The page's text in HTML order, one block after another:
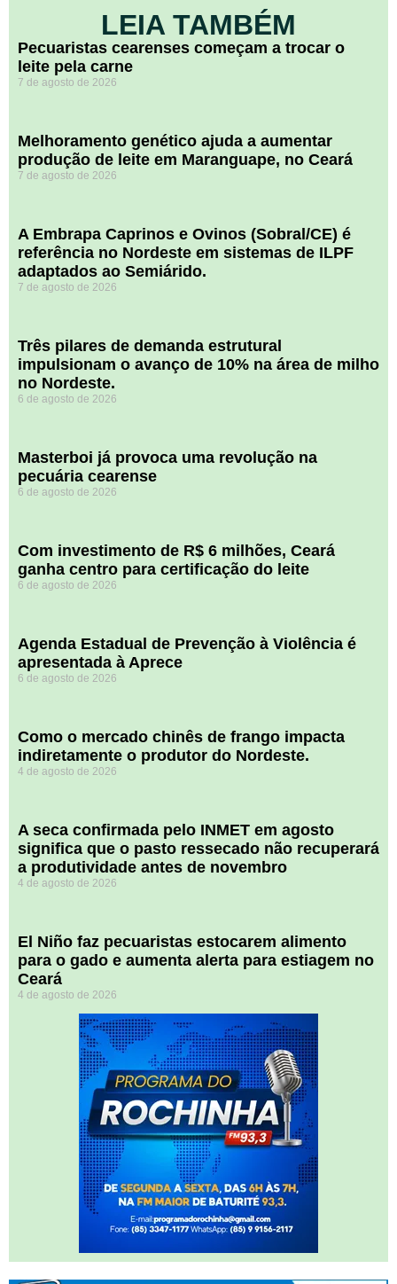
LEIA TAMBÉM
Pecuaristas cearenses começam a trocar o
leite pela carne
7 de agosto de 2026
Melhoramento genético ajuda a aumentar
produção de leite em Maranguape, no Ceará
7 de agosto de 2026
A Embrapa Caprinos e Ovinos (Sobral/CE) é
referência no Nordeste em sistemas de ILPF
adaptados ao Semiárido.
7 de agosto de 2026
​Três pilares de demanda estrutural
impulsionam o avanço de 10% na área de milho
no Nordeste.
6 de agosto de 2026
Masterboi já provoca uma revolução na
pecuária cearense
6 de agosto de 2026
Com investimento de R$ 6 milhões, Ceará
ganha centro para certificação do leite
6 de agosto de 2026
Agenda Estadual de Prevenção à Violência é
apresentada à Aprece
6 de agosto de 2026
​Como o mercado chinês de frango impacta
indiretamente o produtor do Nordeste.
4 de agosto de 2026
A seca confirmada pelo INMET em agosto
significa que o pasto ressecado não recuperará
a produtividade antes de novembro
4 de agosto de 2026
El Niño faz pecuaristas estocarem alimento
para o gado e aumenta alerta para estiagem no
Ceará
4 de agosto de 2026